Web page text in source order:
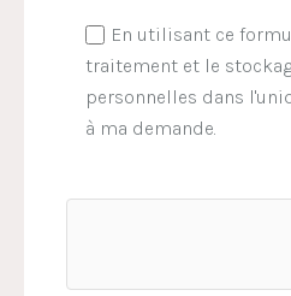
En utilisant ce
traitement et le
personnelles dans
à ma demande.